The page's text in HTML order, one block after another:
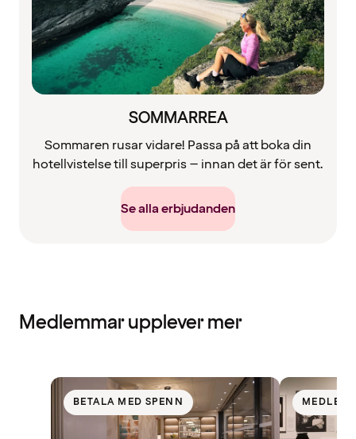
SOMMARREA
Sommaren rusar vidare! Passa på att boka din
hotellvistelse till superpris – innan det är för sent.
Se alla erbjudanden
Medlemmar upplever mer
BETALA MED SPENN